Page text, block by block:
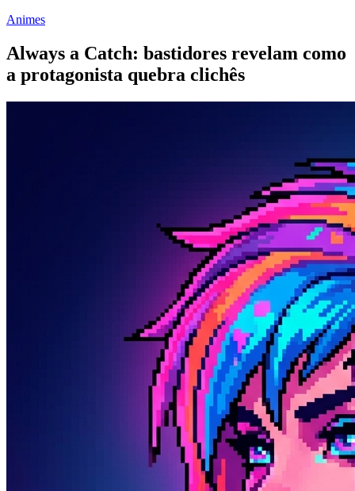
Animes
Always a Catch: bastidores revelam como
a protagonista quebra clichês